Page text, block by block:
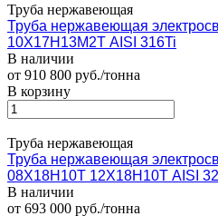
Труба нержавеющая
Труба нержавеющая
10Х17Н13М2Т AISI 316Ti
В наличии
от 910 800 руб./тонна
В корзину
Труба нержавеющая
Труба нержавеющая
08Х18Н10Т 12Х18Н10Т AISI
В наличии
от 693 000 руб./тонна